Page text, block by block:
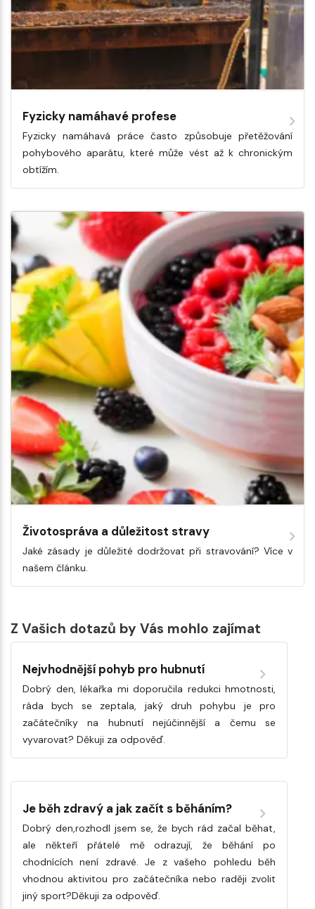
Fyzicky namáhavé profese
Fyzicky namáhavá práce často způsobuje přetěžování
pohybového aparátu, které může vést až k chronickým
obtížím.
Životospráva a důležitost stravy
Jaké zásady je důležité dodržovat při stravování? Více v
našem článku.
Z Vašich dotazů by Vás mohlo zajímat
Nejvhodnější pohyb pro hubnutí
Dobrý den, lékařka mi doporučila redukci hmotnosti,
ráda bych se zeptala, jaký druh pohybu je pro
začátečníky na hubnutí nejúčinnější a čemu se
vyvarovat? Děkuji za odpověď.
Je běh zdravý a jak začít s běháním?
Dobrý den,rozhodl jsem se, že bych rád začal běhat,
ale někteří přátelé mě odrazují, že běhání po
chodnících není zdravé. Je z vašeho pohledu běh
vhodnou aktivitou pro začátečníka nebo raději zvolit
jiný sport?Děkuji za odpověď.